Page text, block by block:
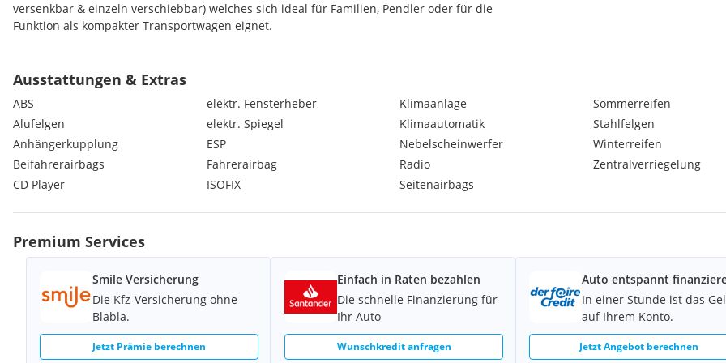
versenkbar & einzeln verschiebbar) welches sich ideal für Familien, Pendler oder für die
Funktion als kompakter Transportwagen eignet.
• Lichtmaschine (2024)
• Bremsen (2025)
• Batterie (2025)
• Wasserpumpe (2025)
• Klimaanlage (2024)
Der Zahnriemen wurde zuletzt bei ca. 100.000km/2020 gemacht.
20/2023, Sommerreifen Woche 45/2022.
Pickerl ist gültig bis 09/2026, mit ein bisschen Liebe, Pflege und ein paar Reparaturen
bekommt man aber ein fahrbereites und zuverlässiges Fahrzeug, ideal als günstiges Alltags-
oder Anfängerfahrzeug :-)
Service wurde jedes Jahr gemacht, 2024 zuletzt in der Werkstatt, ansonsten hat es meistens
Ausstattungen & Extras
ABS
Alufelgen
Anhängerkupplung
Beifahrerairbags
CD Player
elektr. Fensterheber
elektr. Spiegel
ESP
Fahrerairbag
ISOFIX
Klimaanlage
Klimaautomatik
Nebelscheinwerfer
Radio
Seitenairbags
Sommerreifen
Stahlfelgen
Winterreifen
Zentralverriegelung
Premium Services
Smile Versicherung
Die Kfz-Versicherung ohne
Blabla.
Jetzt Prämie berechnen
Einfach in Raten bezahlen
Die schnelle Finanzierung für
Ihr Auto
Wunschkredit anfragen
Auto entspannt
In einer Stunde ist das
auf Ihrem Konto.
Jetzt Angebot berechnen